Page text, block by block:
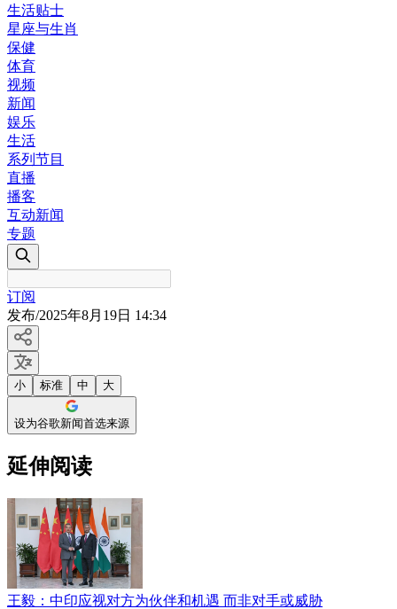
生活贴士
星座与生肖
保健
体育
视频
新闻
娱乐
生活
系列节目
直播
播客
互动新闻
专题
订阅
发布/2025年8月19日 14:34
小 标准 中 大
设为谷歌新闻首选来源
延伸阅读
王毅：中印应视对方为伙伴和机遇 而非对手或威胁